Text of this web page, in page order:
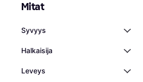
Mitat
Syvyys
Halkaisija
Leveys